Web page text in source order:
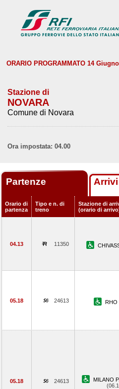
ORARIO PROGRAMMATO 14
Stazione di
NOVARA
Comune di Novara
Ora impostata: 04.00
Partenze Arrivi
Orario di
partenza
Tipo e n. di
treno
Stazione di
(orario di
04.13 11350
05.18 24613 RHO
05.18 24613
MILANO